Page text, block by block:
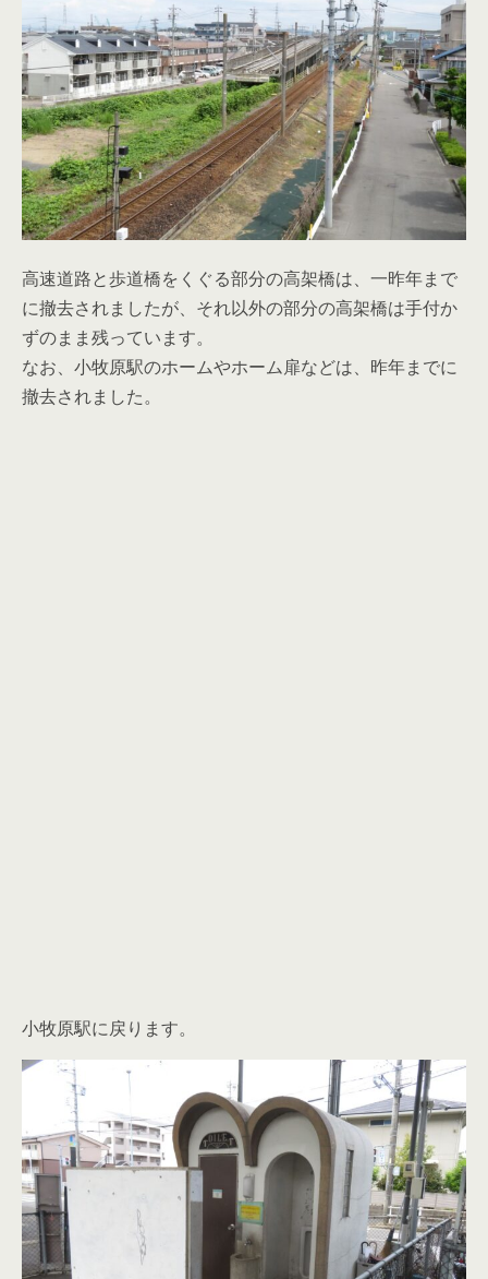
高速道路と歩道橋をくぐる部分の高架橋は、一昨年まで
に撤去されましたが、それ以外の部分の高架橋は手付か
ずのまま残っています。
なお、小牧原駅のホームやホーム扉などは、昨年までに
撤去されました。
小牧原駅に戻ります。